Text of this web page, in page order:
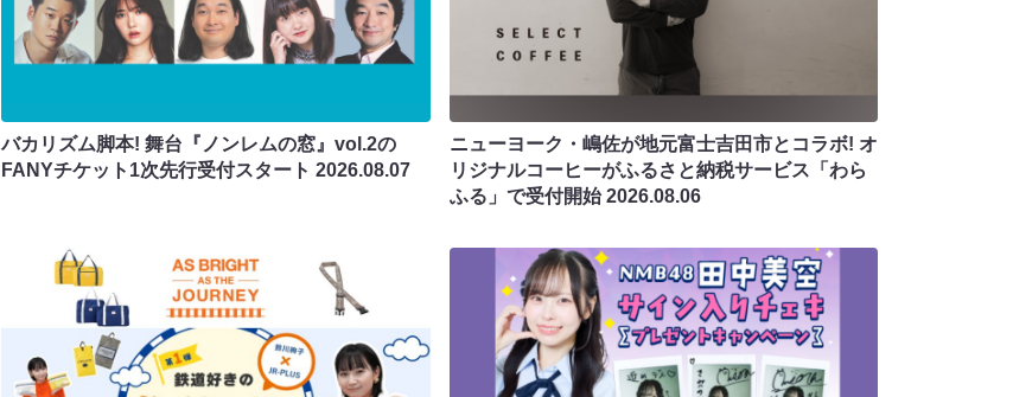
バカリズム脚本! 舞台『ノンレムの窓』vol.2の
FANYチケット1次先行受付スタート2026.08.07
ニューヨーク・嶋佐が地元富士吉田市とコラボ! オ
リジナルコーヒーがふるさと納税サービス「わら
ふる」で受付開始2026.08.06